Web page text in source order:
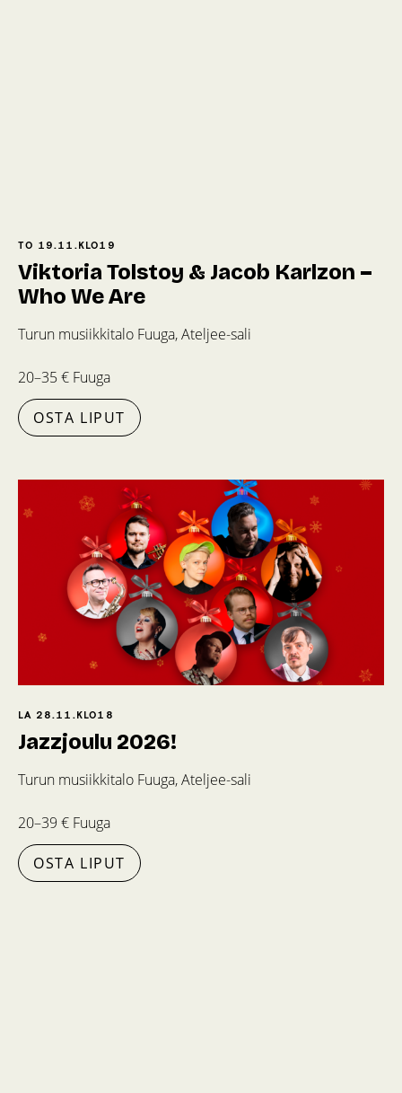
TO 19.11. KLO19
Viktoria Tolstoy & Jacob Karlzon –
Who We Are
Turun musiikkitalo Fuuga, Ateljee-sali
20–35 € Fuuga
OSTA LIPUT
LA 28.11. KLO18
Jazzjoulu 2026!
Turun musiikkitalo Fuuga, Ateljee-sali
20–39 € Fuuga
OSTA LIPUT